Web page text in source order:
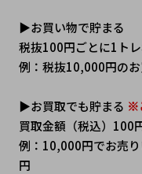
▶お買い物で貯まる
税抜100円ごとに1トレ
例：税抜10,000円の
▶お買取でも貯まる ※
買取金額（税込）100
例：10,000円でお売
円